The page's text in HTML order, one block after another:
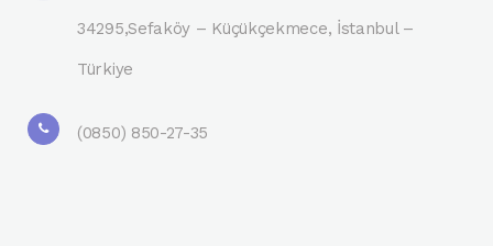
34295,Sefaköy – Küçükçekmece, İstanbul –
Türkiye
(0850) 850-27-35